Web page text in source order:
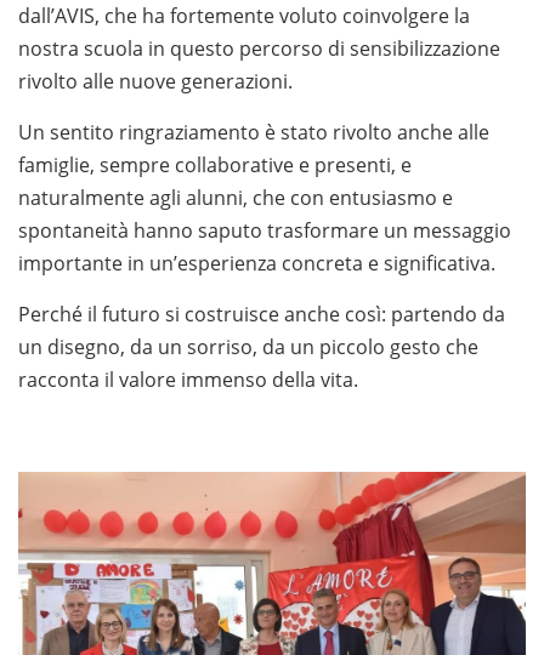
dall’AVIS, che ha fortemente voluto coinvolgere la
nostra scuola in questo percorso di sensibilizzazione
rivolto alle nuove generazioni.
Un sentito ringraziamento è stato rivolto anche alle
famiglie, sempre collaborative e presenti, e
naturalmente agli alunni, che con entusiasmo e
spontaneità hanno saputo trasformare un messaggio
importante in un’esperienza concreta e significativa.
Perché il futuro si costruisce anche così: partendo da
un disegno, da un sorriso, da un piccolo gesto che
racconta il valore immenso della vita.